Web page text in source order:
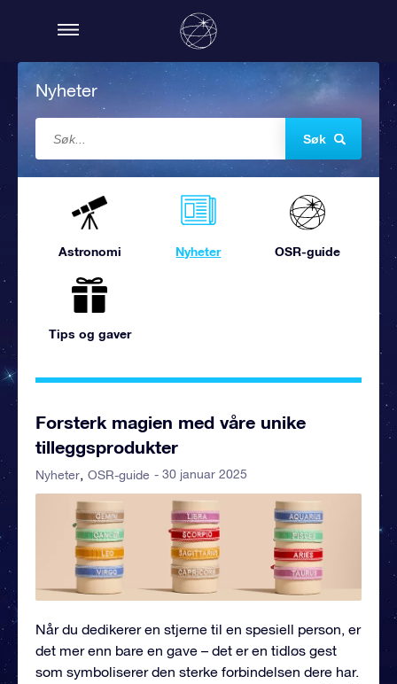
Nyheter
Søk
Astronomi Nyheter OSR-guide
Tips og gaver
Forsterk magien med våre unike
tilleggsprodukter
Nyheter OSR-guide - 30 januar 2025
Når du dedikerer en stjerne til en spesiell person, er
det mer enn bare en gave – det er en tidløs gest
som symboliserer den sterke forbindelsen dere har.